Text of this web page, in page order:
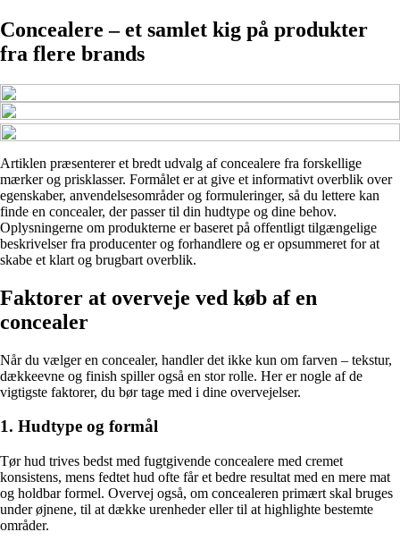
Concealere – et samlet kig på produkter
fra flere brands
Artiklen præsenterer et bredt udvalg af concealere fra forskellige
mærker og prisklasser. Formålet er at give et informativt overblik over
egenskaber, anvendelsesområder og formuleringer, så du lettere kan
finde en concealer, der passer til din hudtype og dine behov.
Oplysningerne om produkterne er baseret på offentligt tilgængelige
beskrivelser fra producenter og forhandlere og er opsummeret for at
skabe et klart og brugbart overblik.
Faktorer at overveje ved køb af en
concealer
Når du vælger en concealer, handler det ikke kun om farven – tekstur,
dækkeevne og finish spiller også en stor rolle. Her er nogle af de
vigtigste faktorer, du bør tage med i dine overvejelser.
1. Hudtype og formål
Tør hud trives bedst med fugtgivende concealere med cremet
konsistens, mens fedtet hud ofte får et bedre resultat med en mere mat
og holdbar formel. Overvej også, om concealeren primært skal bruges
under øjnene, til at dække urenheder eller til at highlighte bestemte
områder.